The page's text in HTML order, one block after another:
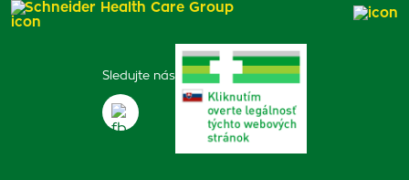
Sledujte nás
Schneider Health Care Group